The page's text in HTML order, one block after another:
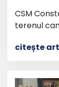
CSM
terenul
citește